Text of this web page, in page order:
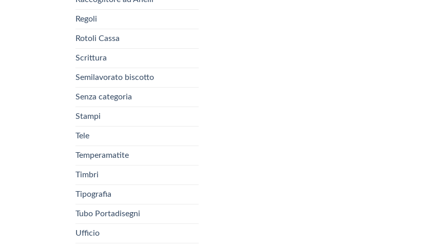
Regoli
Rotoli Cassa
Scrittura
Semilavorato biscotto
Senza categoria
Stampi
Tele
Temperamatite
Timbri
Tipografia
Tubo Portadisegni
Ufficio